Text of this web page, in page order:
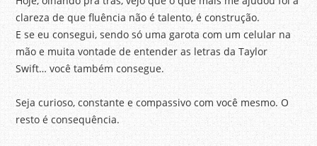
clareza de que fluência não é talento, é construção.
E se eu consegui, sendo só uma garota com um celular na
mão e muita vontade de entender as letras da Taylor
Swift… você também consegue.
Seja curioso, constante e compassivo com você mesmo. O
resto é consequência.